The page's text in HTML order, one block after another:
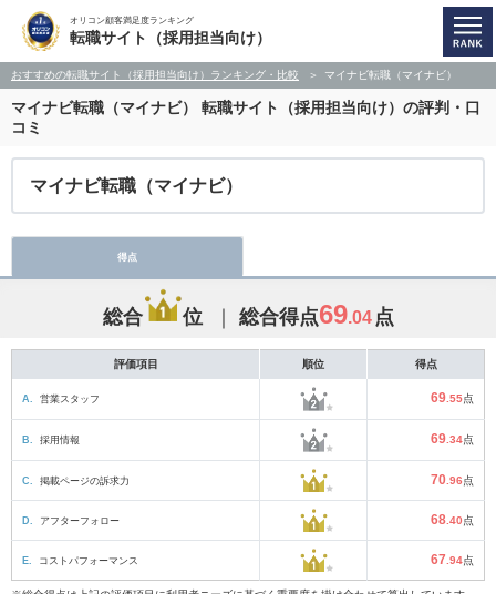
オリコン顧客満足度ランキング
転職サイト（採用担当向け）
おすすめの転職サイト（採用担当向け）ランキング・比較 マイナビ転職（マイナビ）
マイナビ転職（マイナビ）
転職サイト（採用担当向け）の評判・口
コミ
マイナビ転職（マイナビ）
得点
総合 位 総合得点69.04 点
評価項目 順位 得点
A. 営業スタッフ 69 .55点
B. 採用情報 69 .34点
C. 掲載ページの訴求力 70 .96点
D. アフターフォロー 68 .40点
E. コストパフォーマンス 67 .94点